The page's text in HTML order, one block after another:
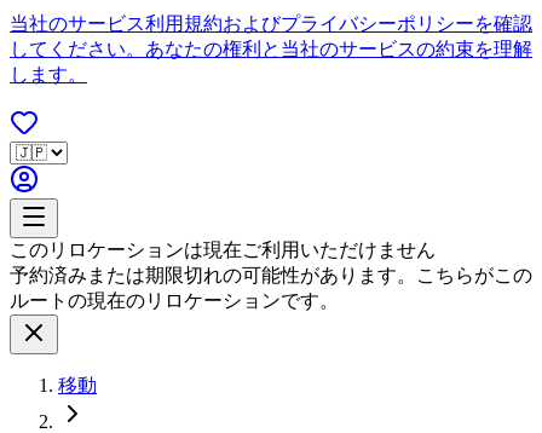
当社のサービス利用規約およびプライバシーポリシーを確認
してください。あなたの権利と当社のサービスの約束を理解
します。
このリロケーションは現在ご利用いただけません
予約済みまたは期限切れの可能性があります。こちらがこの
ルートの現在のリロケーションです。
移動